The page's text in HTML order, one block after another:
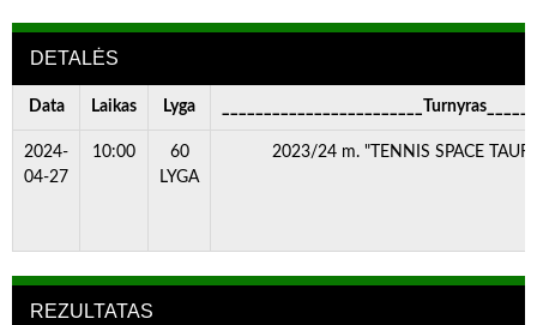
DETALĖS
Data Laikas Lyga
2024-
04-27
10:00
60
LYGA
2023/24 m. "TENNIS SPACE
REZULTATAS